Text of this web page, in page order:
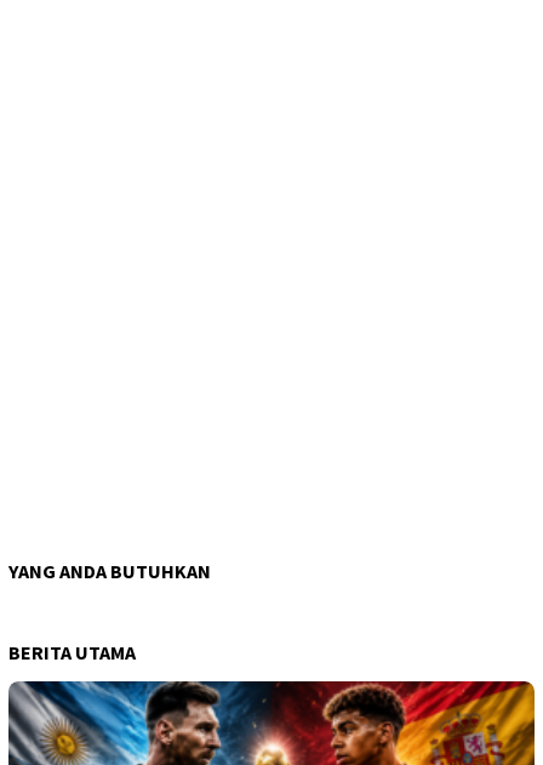
YANG ANDA BUTUHKAN
BERITA UTAMA